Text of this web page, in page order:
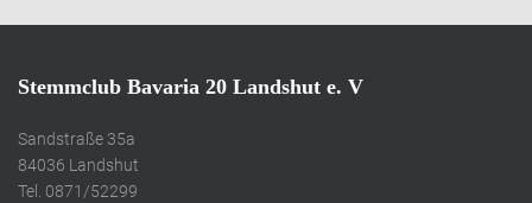
Stemmclub Bavaria 20 Landshut e. V
Sandstraße 35a
84036 Landshut
Tel. 0871/52299